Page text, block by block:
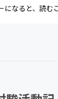
なると、読む